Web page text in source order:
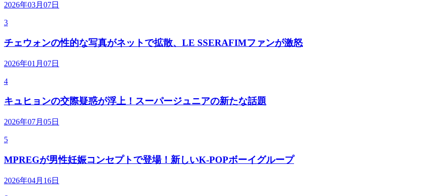
2026年03月07日
3
チェウォンの性的な写真がネットで拡散、LE SSERAFIMファンが激怒
2026年01月07日
4
キュヒョンの交際疑惑が浮上！スーパージュニアの新たな話題
2026年07月05日
5
MPREGが男性妊娠コンセプトで登場！新しいK-POPボーイグループ
2026年04月16日